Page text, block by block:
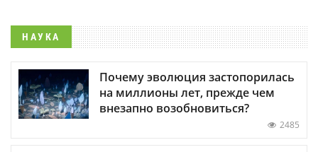
НАУКА
Почему эволюция застопорилась
на миллионы лет, прежде чем
внезапно возобновиться?
2485